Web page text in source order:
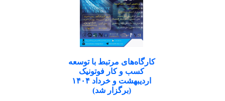
کارگاه‌های مرتبط با توسعه
کسب و کار فوتونیک
اردیبهشت و خرداد ۱۴۰۴
(برگزار شد)